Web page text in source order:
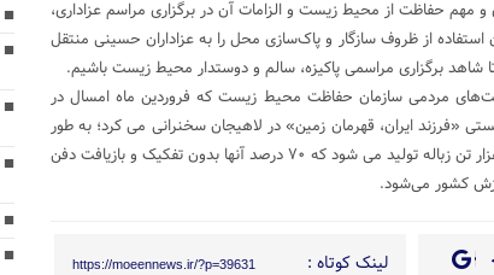
و مهم حفاظت از محیط زیست و الزامات آن در برگزاری مراسم عزاداری،
از ظروف سازگار و پاک‌سازی محل را به عزاداران حسینی منتقل
شاهد برگزاری مراسمی پاکیزه، سالم و دوستدار محیط زیست باشیم.
مردمی سازمان حفاظت محیط زیست که فروردین ماه امسال در
«فرزند ایران، قهرمان زمین» در لاهیجان سخنرانی می کرد؛ به طور
میانگین روزانه در استان های شمالی بیش از ۶ هزار تن زباله تولید می شود که ۷۰ درصد آنها بدون تفکیک و بازیافت دفن
کشور می‌شود.
لینک کوتاه : https://moeennews.ir/?p=39631